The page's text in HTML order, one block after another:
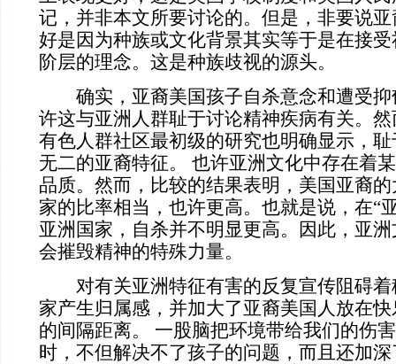
记，并非本文所要讨论的。但是，非要说
好是因为种族或文化背景其实等于是在接
阶层的理念。这是种族歧视的源头。
确实，亚裔美国孩子自杀意念和遭受抑
许这与亚洲人群耻于讨论精神疾病有关。
有色人群社区最初级的研究也明确显示，
无二的亚裔特征。 也许亚洲文化中存在着
品质。然而，比较的结果表明，美国亚裔
家的比率相当，也许更高。也就是说，在“
亚洲国家，自杀并不明显更高。因此，亚
会摧毁精神的特殊力量。
对有关亚洲特征有害的反复宣传阻碍着
家产生归属感，并加大了亚裔美国人放在快
的间隔距离。 一股脑把环境带给我们的伤
时，不但解决不了孩子的问题，而且还加